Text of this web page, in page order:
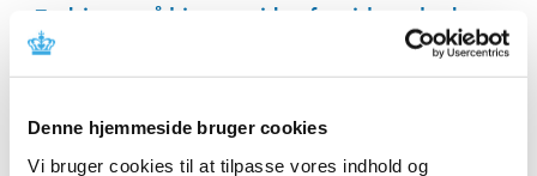
Denne hjemmeside bruger cookies
Vi bruger cookies til at tilpasse vores indhold og
Ændringer på hjemmesiden for virksomheder,
der håndterer cannabis
|10. januar 2023|
ændringer på hjemmesiden, som er relevant for